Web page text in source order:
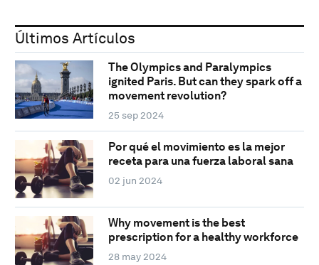
Últimos Artículos
The Olympics and Paralympics
ignited Paris. But can they spark off a
movement revolution?
25 sep 2024
Por qué el movimiento es la mejor
receta para una fuerza laboral sana
02 jun 2024
Why movement is the best
prescription for a healthy workforce
28 may 2024